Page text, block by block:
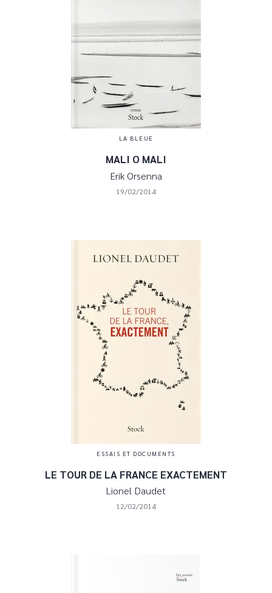
LA BLEUE
MALI O MALI
Erik Orsenna
19/02/2014
ESSAIS ET DOCUMENTS
LE TOUR DE LA FRANCE EXACTEMENT
Lionel Daudet
12/02/2014